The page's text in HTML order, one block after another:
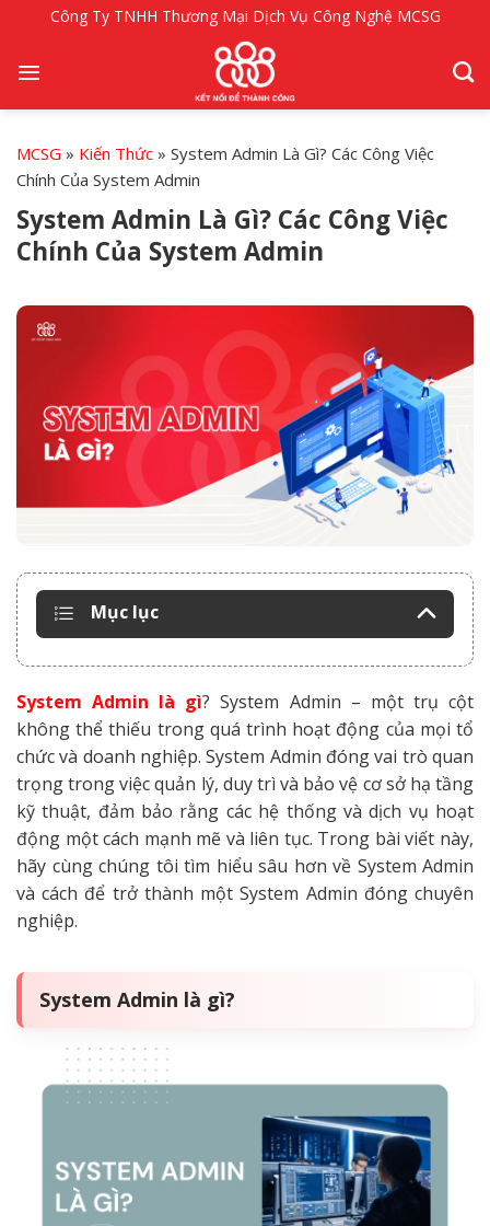
nội
Công Ty TNHH Thương Mại Dịch Vụ Công Nghệ MCSG
MCSG » Kiến Thức » System Admin Là Gì? Các Công Việc
Chính Của System Admin
System Admin Là Gì? Các Công Việc
Chính Của System Admin
Mục lục
System Admin là gì? System Admin – một trụ cột
không thể thiếu trong quá trình hoạt động của mọi tổ
chức và doanh nghiệp. System Admin đóng vai trò quan
trọng trong việc quản lý, duy trì và bảo vệ cơ sở hạ tầng
kỹ thuật, đảm bảo rằng các hệ thống và dịch vụ hoạt
động một cách mạnh mẽ và liên tục. Trong bài viết này,
hãy cùng chúng tôi tìm hiểu sâu hơn về System Admin
và cách để trở thành một System Admin đóng chuyên
nghiệp.
System Admin là gì?